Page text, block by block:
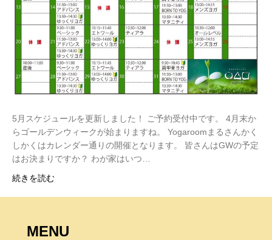
5月スケジュールを更新しました！ ご予約受付中です。 4月末か
らゴールデンウィークが始まりますね。 Yogaroomまるさんかく
しかくはカレンダー通りの開催となります。 皆さんはGWの予定
はお決まりですか？ わが家はいつ…
続きを読む
MENU